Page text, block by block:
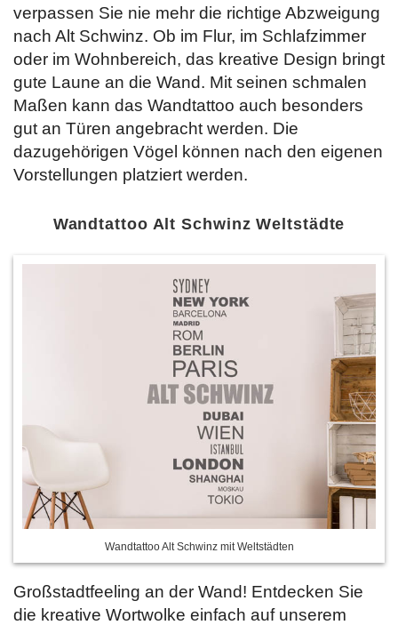
verpassen Sie nie mehr die richtige Abzweigung
nach Alt Schwinz. Ob im Flur, im Schlafzimmer
oder im Wohnbereich, das kreative Design bringt
gute Laune an die Wand. Mit seinen schmalen
Maßen kann das Wandtattoo auch besonders
gut an Türen angebracht werden. Die
dazugehörigen Vögel können nach den eigenen
Vorstellungen platziert werden.
Wandtattoo Alt Schwinz Weltstädte
Wandtattoo Alt Schwinz mit Weltstädten
Großstadtfeeling an der Wand! Entdecken Sie
die kreative Wortwolke einfach auf unserem